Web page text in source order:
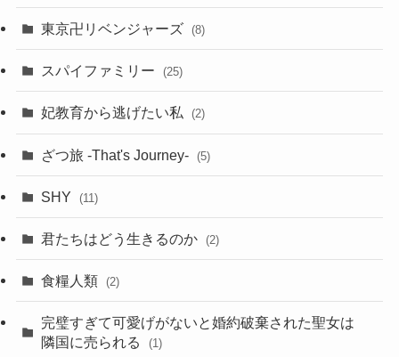
東京卍リベンジャーズ (8)
スパイファミリー (25)
妃教育から逃げたい私 (2)
ざつ旅 -That's Journey- (5)
SHY (11)
君たちはどう生きるのか (2)
食糧人類 (2)
完璧すぎて可愛げがないと婚約破棄された聖女は
隣国に売られる
(1)